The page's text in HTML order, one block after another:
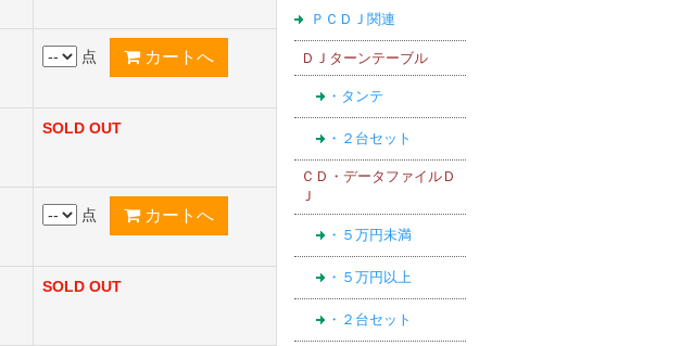
ＰＣＤＪ関連
ＤＪターンテーブル
・タンテ
・２台セット
ＣＤ・データファイルＤ
Ｊ
・５万円未満
・５万円以上
・２台セット
点
SOLD OUT
点
SOLD OUT